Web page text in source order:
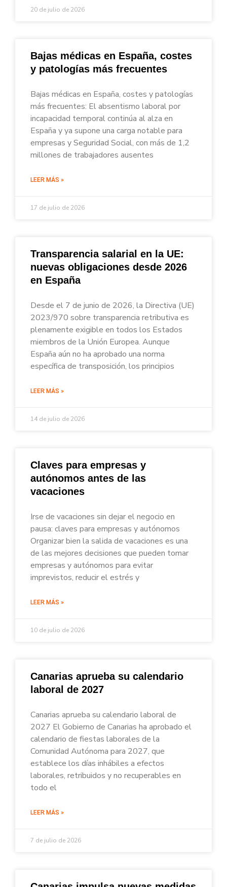
20 de julio de 2026
Bajas médicas en España, costes
y patologías más frecuentes
Bajas médicas en España, costes y patologías
más frecuentes: El absentismo laboral por
incapacidad temporal continúa al alza en
España y ya supone una carga notable para
empresas y Seguridad Social, con más de 1,2
millones de trabajadores ausentes
LEER MÁS »
17 de julio de 2026
Transparencia salarial en la UE:
nuevas obligaciones desde 2026
en España
Desde el 7 de junio de 2026, la Directiva (UE)
2023/970 sobre transparencia retributiva es
plenamente exigible en todos los Estados
miembros de la Unión Europea. Aunque
España aún no ha aprobado una norma
específica de transposición, los principios
LEER MÁS »
14 de julio de 2026
Claves para empresas y
autónomos antes de las
vacaciones
Irse de vacaciones sin dejar el negocio en
pausa: claves para empresas y autónomos
Organizar bien la salida de vacaciones es una
de las mejores decisiones que pueden tomar
empresas y autónomos para evitar
imprevistos, reducir el estrés y
LEER MÁS »
10 de julio de 2026
Canarias aprueba su calendario
laboral de 2027
Canarias aprueba su calendario laboral de
2027 El Gobierno de Canarias ha aprobado el
calendario de fiestas laborales de la
Comunidad Autónoma para 2027, que
establece los días inhábiles a efectos
laborales, retribuidos y no recuperables en
todo el
LEER MÁS »
7 de julio de 2026